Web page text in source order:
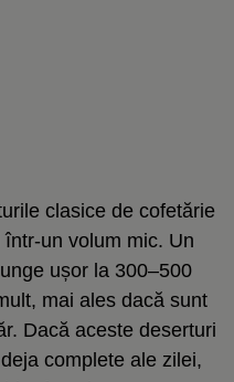
clasice de cofetărie
un volum mic. Un
ușor la 300–500
mai ales dacă sunt
Dacă aceste deserturi
complete ale zilei,